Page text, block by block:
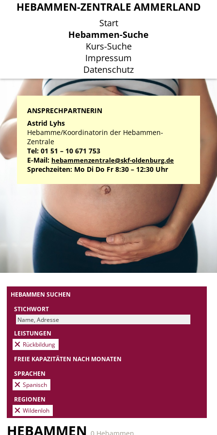
HEBAMMEN-ZENTRALE AMMERLAND
Start
Hebammen-Suche
Kurs-Suche
Impressum
Datenschutz
HEBAMMEN-ZENTRALE AMMERLAND
Start
Hebammen-Suche
Kurs-Suche
Impressum
Datenschutz
ANSPRECHPARTNERIN
Astrid Lyhs
Hebamme/Koordinatorin der Hebammen-
Zentrale
Tel: 01 51 – 10 671 753
E-Mail: hebammenzentrale@skf-oldenburg.de
Sprechzeiten: Mo Di Do Fr 8:30 – 12:30 Uhr
HEBAMMEN SUCHEN
STICHWORT
LEISTUNGEN
Rückbildung
FREIE KAPAZITÄTEN NACH MONATEN
SPRACHEN
Spanisch
REGIONEN
Wildenloh
HEBAMMEN